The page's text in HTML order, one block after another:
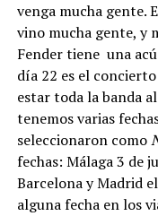
venga mucha gente.
vino mucha gente, y
Fender tiene una
día 22 es el
estar toda la banda
tenemos varias
seleccionaron como
fechas: Málaga 3 de
Barcelona y Madrid
alguna fecha en los